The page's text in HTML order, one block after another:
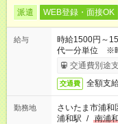
派遣 WEB登録・面接OK
給与
時給1500円～
代一分単位 ※
お時給は一例
交通費別途
交通費 全額支
勤務地
さいたま市浦和
浦和駅 / 南浦